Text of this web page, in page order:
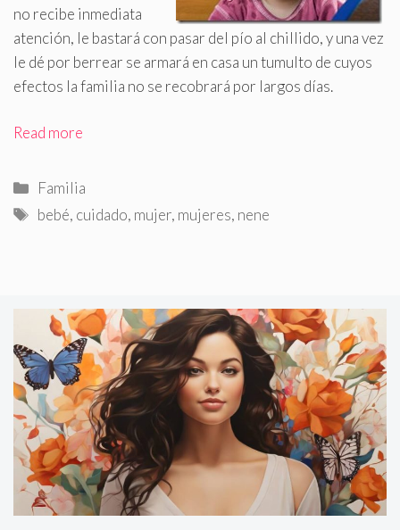
no recibe inmediata
atención, le bastará con pasar del pío al chillido, y una vez
le dé por berrear se armará en casa un tumulto de cuyos
efectos la familia no se recobrará por largos días.
Read more
Categorías
Familia
Etiquetas
bebé, cuidado, mujer, mujeres, nene